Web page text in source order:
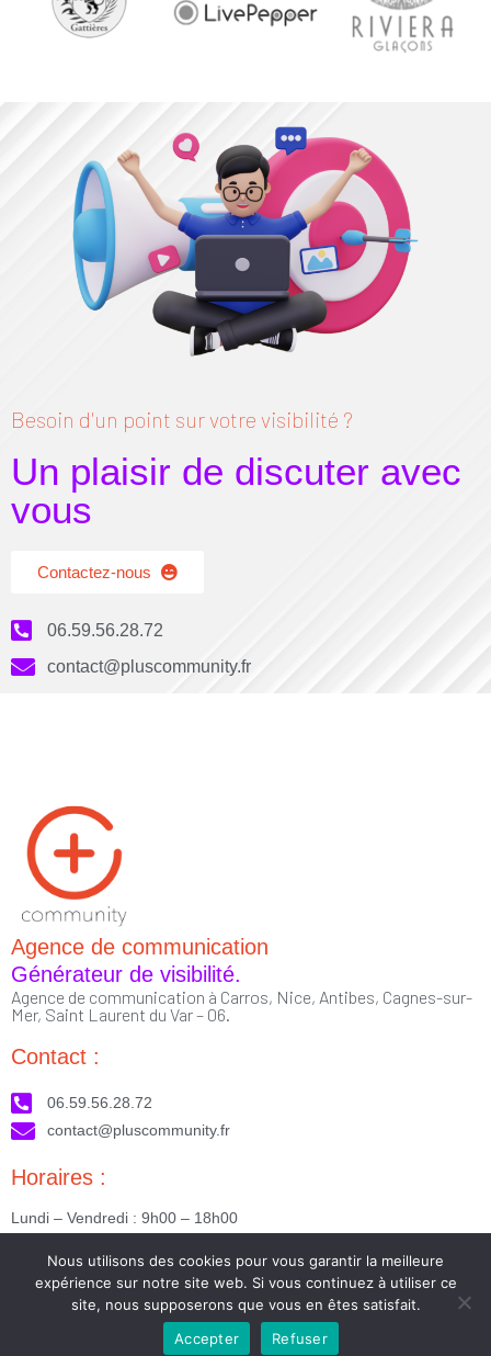
Besoin d'un point sur votre visibilité ?
Un plaisir de discuter avec
vous
Contactez-nous
06.59.56.28.72
contact@pluscommunity.fr
Agence de communication
Générateur de visibilité.
Agence de communication à Carros, Nice, Antibes, Cagnes-sur-
Mer, Saint Laurent du Var – 06.
Contact :
06.59.56.28.72
contact@pluscommunity.fr
Horaires :
Lundi – Vendredi : 9h00 – 18h00
Nous suivre :
Nous utilisons des cookies pour vous garantir la meilleure
expérience sur notre site web. Si vous continuez à utiliser ce
site, nous supposerons que vous en êtes satisfait.
Accepter
Refuser